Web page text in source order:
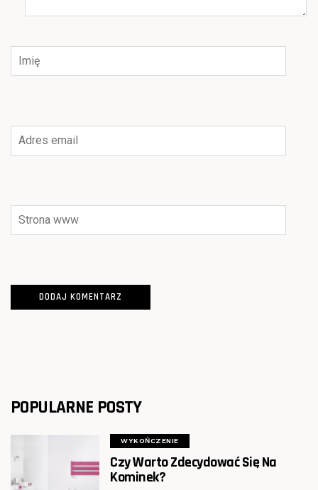
POPULARNE POSTY
WYKOŃCZENIE
Czy Warto Zdecydować Się Na
Kominek?